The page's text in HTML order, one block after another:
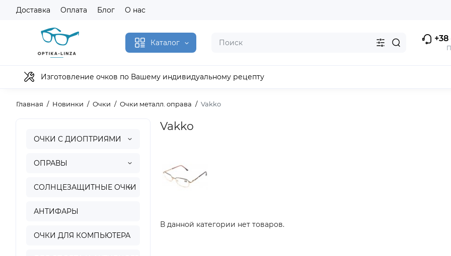
Доставка Оплата Блог О нас
Каталог
Изготовление очков по Вашему индивидуальному рецепту
Главная Новинки Очки Очки металл. оправа Vakko
ОЧКИ С ДИОПТРИЯМИ
ОПРАВЫ
СОЛНЦЕЗАЩИТНЫЕ ОЧКИ
АНТИФАРЫ
ОЧКИ ДЛЯ КОМПЬЮТЕРА
Vakko
В данной категории нет товаров.